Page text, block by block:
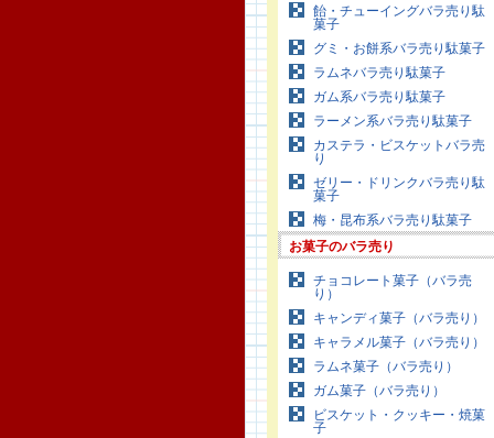
飴・チューイングバラ売り駄
菓子
グミ・お餅系バラ売り駄菓子
ラムネバラ売り駄菓子
ガム系バラ売り駄菓子
ラーメン系バラ売り駄菓子
カステラ・ビスケットバラ売
り
ゼリー・ドリンクバラ売り駄
菓子
梅・昆布系バラ売り駄菓子
お菓子のバラ売り
チョコレート菓子（バラ売
り）
キャンディ菓子（バラ売り）
キャラメル菓子（バラ売り）
ラムネ菓子（バラ売り）
ガム菓子（バラ売り）
ビスケット・クッキー・焼菓
子